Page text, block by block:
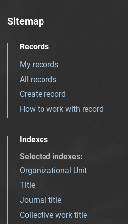
Sitemap
Records
My records
All records
Create record
How to work with record
Indexes
Selected indexes:
Organizational Unit
Title
Journal title
Collective work title